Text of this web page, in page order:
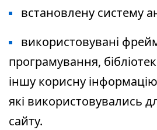
встановлену систему
використовувані
програмування,
іншу корисну інформацію
які використовувались
сайту.